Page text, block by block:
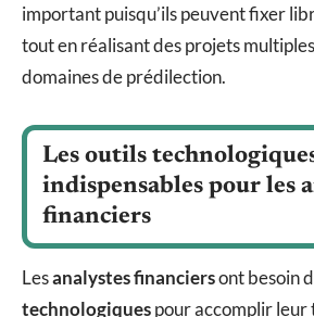
important puisqu’ils peuvent fixer
tout en réalisant des projets
domaines de prédilection.
Les outils
indispensables pour les
financiers
Lesanalystes financiersont besoin
technologiquespour accomplir leur